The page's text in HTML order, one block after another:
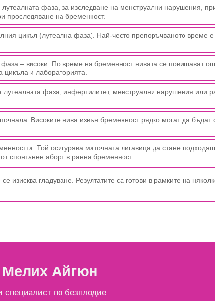
фаза, за изследване на менструални нарушения,
проследяване на бременност.
цикъл (лутеална фаза). Най-често препоръчваното време е
– високи. По време на бременност нивата се повишават
цикъла и лабораторията.
фаза, инфертилитет, менструални нарушения или
Високите нива извън бременност рядко могат да бъдат
Той осигурява маточната лигавица да стане
спонтанен аборт в ранна бременност.
изисква гладуване. Резултатите са готови в рамките на
Айгюн
специалист по безплодие